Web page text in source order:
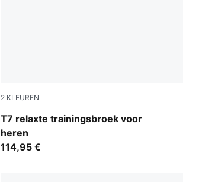
2 KLEUREN
T7 relaxte trainingsbroek voor
heren
Mouse Gray
114,95 €